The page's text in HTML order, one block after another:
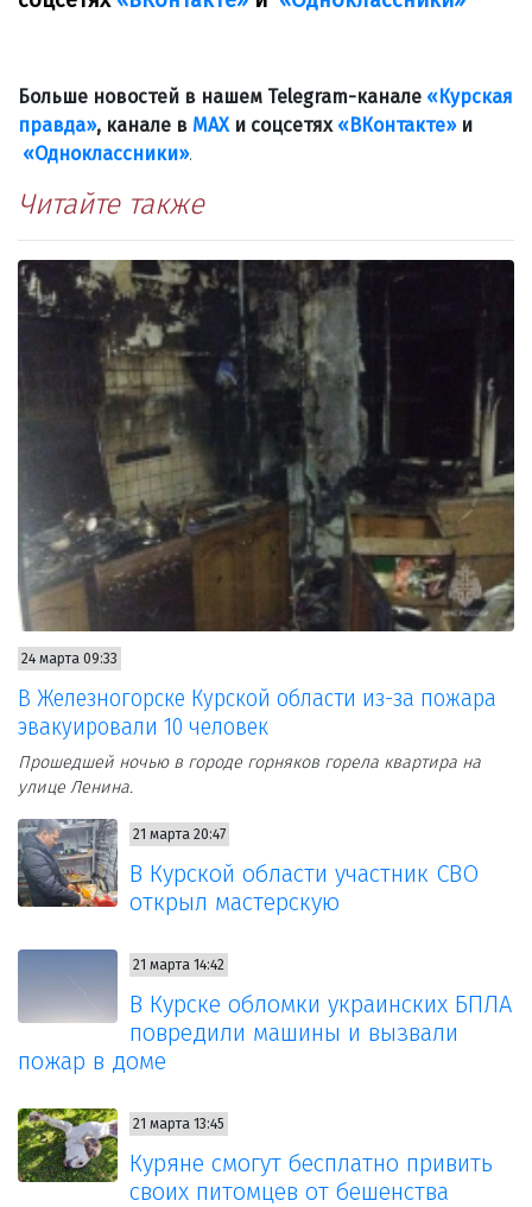
Больше новостей в нашем Telegram-канале «Курская
правда», канале в МАХ и соцсетях «ВКонтакте»и
«Одноклассники».
Читайте также
24 марта 09:33
В Железногорске Курской области из-за пожара
эвакуировали 10 человек
Прошедшей ночью в городе горняков горела квартира на
улице Ленина.
21 марта 20:47
В Курской области участник СВО
открыл мастерскую
21 марта 14:42
В Курске обломки украинских БПЛА
повредили машины и вызвали
пожар в доме
21 марта 13:45
Куряне смогут бесплатно привить
своих питомцев от бешенства